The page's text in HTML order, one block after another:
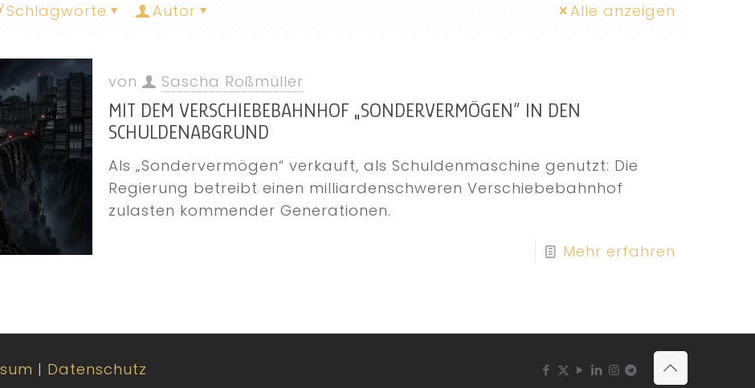
Schlagworte Autor Alle anzeigen
von Sascha Roßmüller
MIT DEM VERSCHIEBEBAHNHOF „SONDERVERMÖGEN“ IN DEN
SCHULDENABGRUND
Als „Sondervermögen“ verkauft, als Schuldenmaschine genutzt: Die
Regierung betreibt einen milliardenschweren Verschiebebahnhof
zulasten kommender Generationen.
Mehr erfahren
| Datenschutz